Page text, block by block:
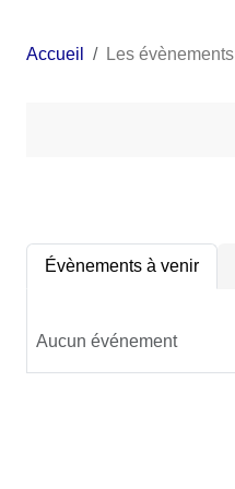
Accueil Les évènements
Évènements à venir
Aucun événement